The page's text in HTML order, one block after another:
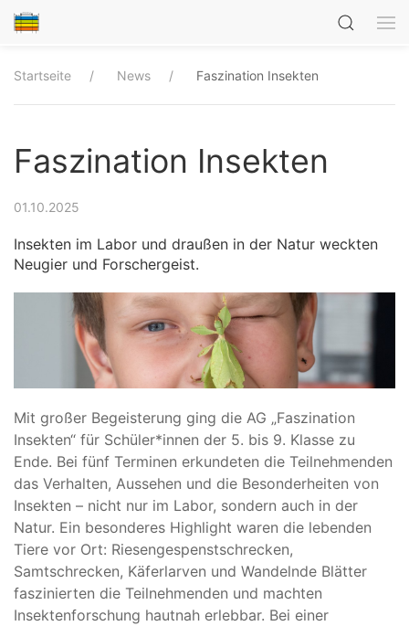
Startseite News Faszination Insekten
Faszination Insekten
01.10.2025
Insekten im Labor und draußen in der Natur weckten
Neugier und Forschergeist.
Mit großer Begeisterung ging die AG „Faszination
Insekten“ für Schüler*innen der 5. bis 9. Klasse zu
Ende. Bei fünf Terminen erkundeten die Teilnehmenden
das Verhalten, Aussehen und die Besonderheiten von
Insekten – nicht nur im Labor, sondern auch in der
Natur. Ein besonderes Highlight waren die lebenden
Tiere vor Ort: Riesengespenstschrecken,
Samtschrecken, Käferlarven und Wandelnde Blätter
faszinierten die Teilnehmenden und machten
Insektenforschung hautnah erlebbar. Bei einer